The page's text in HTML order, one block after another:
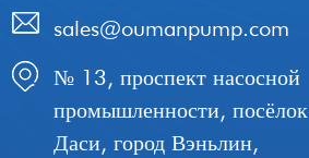
sales@oumanpump.com
№ 13, проспект насосной
промышленности, посёлок
Даси, город Вэньлин,